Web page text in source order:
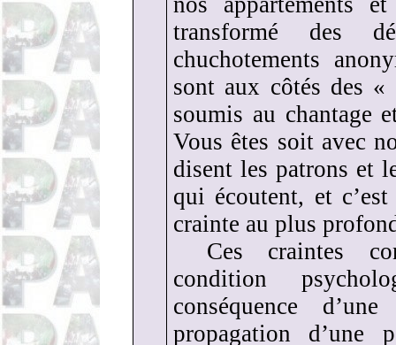
transformé des
chuchotements
sont aux côtés des «
soumis au chantage
Vous êtes soit avec
disent les patrons et
qui écoutent, et
crainte au plus
Ces craintes
condition
conséquence
propagation d’une